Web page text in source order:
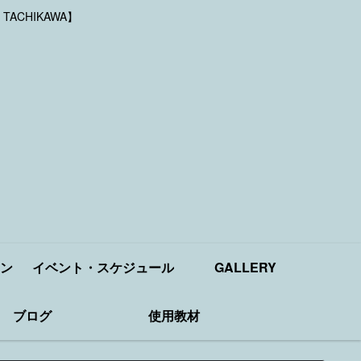
】
イベント・スケジュール GALLERY
ブログ 使用教材